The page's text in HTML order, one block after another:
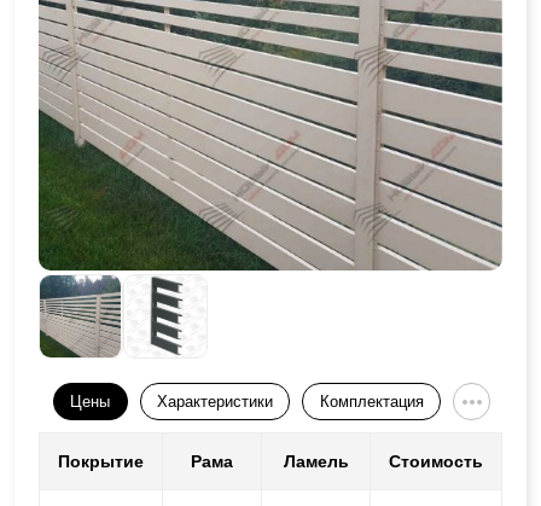
Цены Характеристики Комплектация
Покрытие Рама Ламель Стоимость